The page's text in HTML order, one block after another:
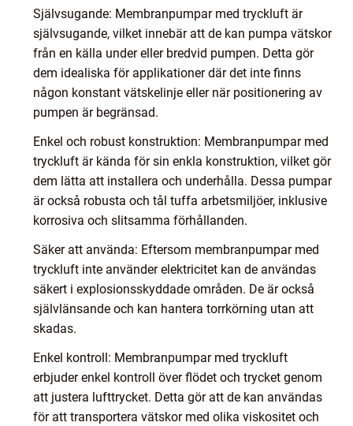
Självsugande: Membranpumpar med tryckluft är
självsugande, vilket innebär att de kan pumpa vätskor
från en källa under eller bredvid pumpen. Detta gör
dem idealiska för applikationer där det inte finns
någon konstant vätskelinje eller när positionering av
pumpen är begränsad.
Enkel och robust konstruktion: Membranpumpar med
tryckluft är kända för sin enkla konstruktion, vilket gör
dem lätta att installera och underhålla. Dessa pumpar
är också robusta och tål tuffa arbetsmiljöer, inklusive
korrosiva och slitsamma förhållanden.
Säker att använda: Eftersom membranpumpar med
tryckluft inte använder elektricitet kan de användas
säkert i explosionsskyddade områden. De är också
självlänsande och kan hantera torrkörning utan att
skadas.
Enkel kontroll: Membranpumpar med tryckluft
erbjuder enkel kontroll över flödet och trycket genom
att justera lufttrycket. Detta gör att de kan användas
för att transportera vätskor med olika viskositet och